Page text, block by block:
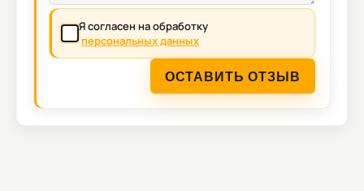
Я согласен на обработку
персональных данных
ОСТАВИТЬ ОТЗЫВ